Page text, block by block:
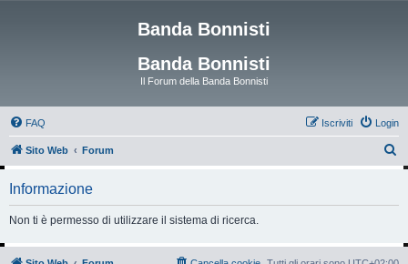
Banda Bonnisti
Banda Bonnisti
Il Forum della Banda Bonnisti
FAQ Login
Iscriviti
Sito Web Forum
Informazione
Non ti è permesso di utilizzare il sistema di ricerca.